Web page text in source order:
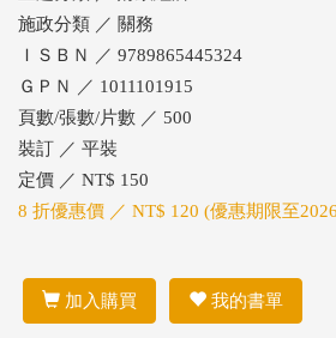
施政分類 ／ 關務
ＩＳＢＮ ／ 9789865445324
ＧＰＮ ／ 1011101915
頁數/張數/片數 ／ 500
裝訂 ／ 平裝
定價 ／ NT$ 150
8 折優惠價 ／ NT$ 120 (優惠期限至
加入購買 我的書單